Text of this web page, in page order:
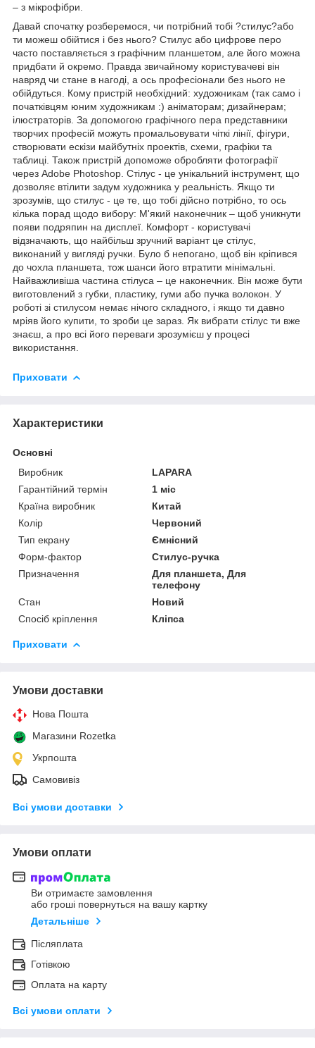
– з мікрофібри.
Давай спочатку розберемося, чи потрібний тобі ?стилус?або
ти можеш обійтися і без нього? Стилус або цифрове перо
часто поставляється з графічним планшетом, але його можна
придбати й окремо. Правда звичайному користувачеві він
навряд чи стане в нагоді, а ось професіонали без нього не
обійдуться. Кому пристрій необхідний: художникам (так само і
початківцям юним художникам :) аніматорам; дизайнерам;
ілюстраторів. За допомогою графічного пера представники
творчих професій можуть промальовувати чіткі лінії, фігури,
створювати ескізи майбутніх проектів, схеми, графіки та
таблиці. Також пристрій допоможе обробляти фотографії
через Adobe Photoshop. Стілус - це унікальний інструмент, що
дозволяє втілити задум художника у реальність. Якщо ти
зрозумів, що стилус - це те, що тобі дійсно потрібно, то ось
кілька порад щодо вибору: М'який наконечник – щоб уникнути
появи подряпин на дисплеї. Комфорт - користувачі
відзначають, що найбільш зручний варіант це стілус,
виконаний у вигляді ручки. Було б непогано, щоб він кріпився
до чохла планшета, тож шанси його втратити мінімальні.
Найважливіша частина стілуса – це наконечник. Він може бути
виготовлений з губки, пластику, гуми або пучка волокон. У
роботі зі стилусом немає нічого складного, і якщо ти давно
мріяв його купити, то зроби це зараз. Як вибрати стілус ти вже
знаєш, а про всі його переваги зрозумієш у процесі
використання.
Приховати
Характеристики
Основні
Виробник
LAPARA
Гарантійний термін
1 міс
Країна виробник
Китай
Колір
Червоний
Тип екрану
Ємнісний
Форм-фактор
Стилус-ручка
Призначення
Для планшета, Для
телефону
Стан
Новий
Спосіб кріплення
Кліпса
Приховати
Умови доставки
Нова Пошта
Магазини Rozetka
Укрпошта
Самовивіз
Всі умови доставки
Умови оплати
Ви отримаєте замовлення
або гроші повернуться на вашу картку
Детальніше
Післяплата
Готівкою
Оплата на карту
Всі умови оплати